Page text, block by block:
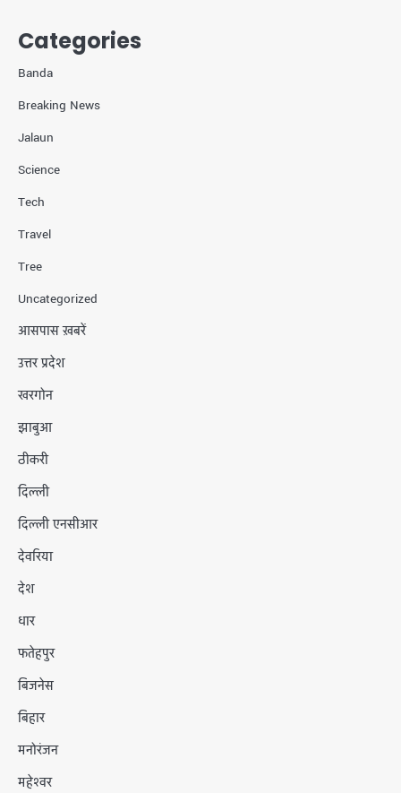
Categories
Banda
Breaking News
Jalaun
Science
Tech
Travel
Tree
Uncategorized
आसपास ख़बरें
उत्तर प्रदेश
खरगोन
झाबुआ
ठीकरी
दिल्ली
दिल्ली एनसीआर
देवरिया
देश
धार
फतेहपुर
बिजनेस
बिहार
मनोरंजन
महेश्वर